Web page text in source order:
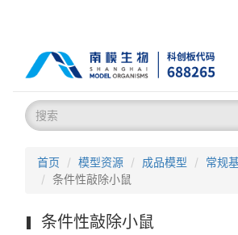
首页 模型资源 成品模型
常规
条件性敲除小鼠
条件性敲除小鼠